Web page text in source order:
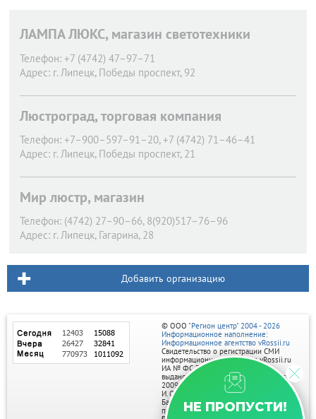
ЛАМПА ЛЮКС, магазин светотехники
Телефон: +7 (4742) 47–97–71
Адрес: г. Липецк, Победы проспект, 92
Люстроград, торговая компания
Телефон: +7–900–597–91–20, +7 (4742) 71–46–41
Адрес: г. Липецк, Победы проспект, 21
Мир люстр, магазин
Телефон: (4742) 27–90–66, 8(920)517–76–96
Адрес: г. Липецк, Гагарина, 28
Добавить организацию
НЕ ПРОПУСТИ!
© ООО "Регион центр" 2004 - 2026
Информационное наполнение:
Информационное агентство vRossii.ru
Свидетельство о регистрации СМИ
информационного агентства vRossii.ru
ИА № ФС 77‑35502
выдано РОСКОМНАДЗОРом 04 марта
2009г.
И. О. Главного редактора Нарыков А. Н.
Баннеры на портале размещаются на
правах рекламы.